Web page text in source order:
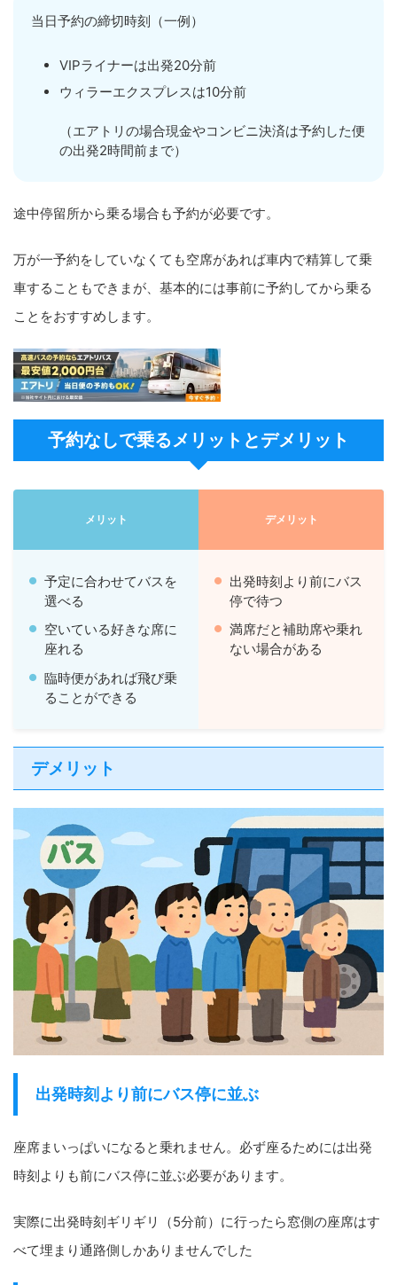
当日予約の締切時刻（一例）
VIPライナーは出発20分前
ウィラーエクスプレスは10分前
（エアトリの場合現金やコンビニ決済は予約した便
の出発2時間前まで）
途中停留所から乗る場合も予約が必要です。
万が一予約をしていなくても空席があれば車内で精算して乗
車することもできまが、基本的には事前に予約してから乗る
ことをおすすめします。
予約なしで乗るメリットとデメリット
メリット デメリット
予定に合わせてバスを
選べる
空いている好きな席に
座れる
臨時便があれば飛び乗
ることができる
出発時刻より前にバス
停で待つ
満席だと補助席や乗れ
ない場合がある
デメリット
出発時刻より前にバス停に並ぶ
座席まいっぱいになると乗れません。必ず座るためには出発
時刻よりも前にバス停に並ぶ必要があります。
実際に出発時刻ギリギリ（5分前）に行ったら窓側の座席はす
べて埋まり通路側しかありませんでした